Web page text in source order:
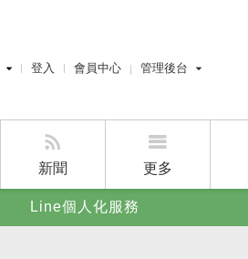
登入 會員中心 管理後台
屋主管理後台
新聞 更多
賣屋刊登
Line個人化服務